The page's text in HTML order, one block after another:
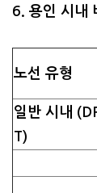
6. 용인 시내
노선 유형
일반 시내
T)